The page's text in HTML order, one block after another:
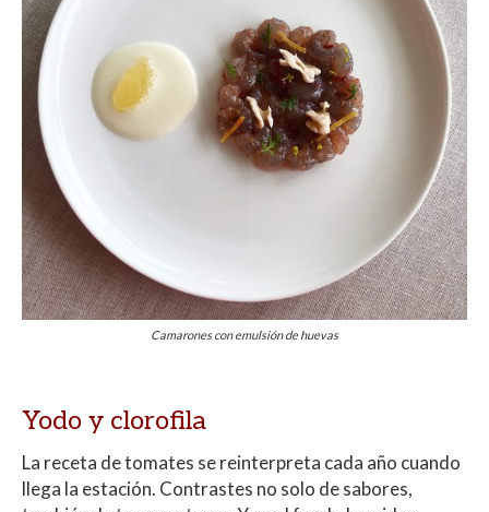
Camarones con emulsión de huevas
Yodo y clorofila
La receta de tomates se reinterpreta cada año cuando
llega la estación. Contrastes no solo de sabores,